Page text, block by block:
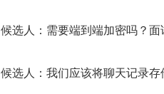
候选人：需要端到端加密吗？
候选人：我们应该将聊天记录存